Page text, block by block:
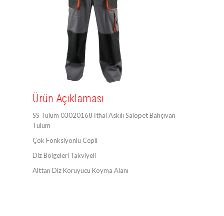
Ürün Açıklaması
SS Tulum 03020168 İthal Askılı Salopet Bahçıvan
Tulum
Çok Fonksiyonlu Cepli
Diz Bölgeleri Takviyeli
Alttan Diz Koruyucu Koyma Alanı